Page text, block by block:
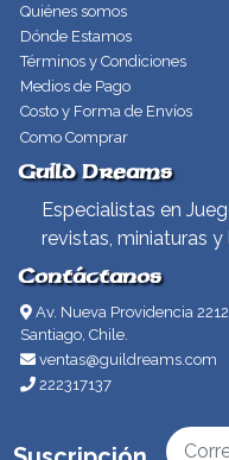
Quiénes somos
Dónde Estamos
Términos y Condiciones
Medios de Pago
Costo y Forma de Envíos
Como Comprar
Guild Dreams
Especialistas en
revistas, miniaturas y
Contáctanos
Av. Nueva Providencia
Santiago, Chile.
ventas@guildreams.com
222317137